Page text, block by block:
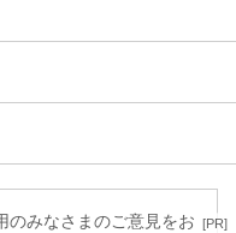
[PR]
のみなさまのご意見をお